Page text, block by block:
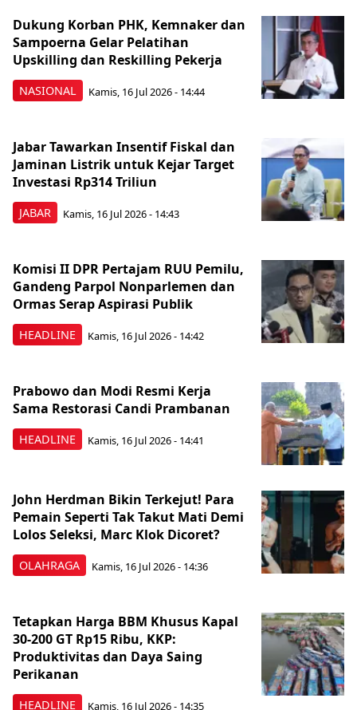
NASIONAL
Dukung Korban PHK, Kemnaker dan
Sampoerna Gelar Pelatihan
Upskilling dan Reskilling Pekerja
Kamis, 16 Jul 2026 - 14:44
JABAR
Jabar Tawarkan Insentif Fiskal dan
Jaminan Listrik untuk Kejar Target
Investasi Rp314 Triliun
Kamis, 16 Jul 2026 - 14:43
HEADLINE
Komisi II DPR Pertajam RUU Pemilu,
Gandeng Parpol Nonparlemen dan
Ormas Serap Aspirasi Publik
Kamis, 16 Jul 2026 - 14:42
HEADLINE
Prabowo dan Modi Resmi Kerja
Sama Restorasi Candi Prambanan
Kamis, 16 Jul 2026 - 14:41
OLAHRAGA
John Herdman Bikin Terkejut! Para
Pemain Seperti Tak Takut Mati Demi
Lolos Seleksi, Marc Klok Dicoret?
Kamis, 16 Jul 2026 - 14:36
HEADLINE
Tetapkan Harga BBM Khusus Kapal
30-200 GT Rp15 Ribu, KKP:
Produktivitas dan Daya Saing
Perikanan
Kamis, 16 Jul 2026 - 14:35